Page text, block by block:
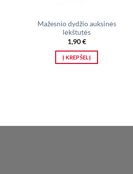
Mažesnio dydžio auksinės
lėkštutės
1,90€
Į KREPŠELĮ